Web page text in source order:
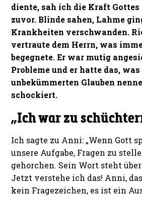
diente, sah ich die Kraft
zuvor. Blinde sahen, Lahme
Krankheiten verschwanden.
vertraute dem Herrn, was
begegnete. Er war mutig
Probleme und er hatte das,
unbekümmerten Glauben
schockiert.
„Ich war zu
Ich sagte zu Anni: „Wenn Gott
unsere Aufgabe, Fragen zu
gehorchen. Sein Wort steht
Jetzt verstehe ich das! Anni,
kein Fragezeichen, es ist ein